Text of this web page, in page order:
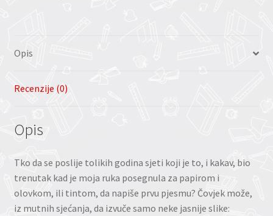
Opis
Recenzije (0)
Opis
Tko da se poslije tolikih godina sjeti koji je to, i kakav, bio
trenutak kad je moja ruka posegnula za papirom i
olovkom, ili tintom, da napiše prvu pjesmu? Čovjek može,
iz mutnih sjećanja, da izvuče samo neke jasnije slike: